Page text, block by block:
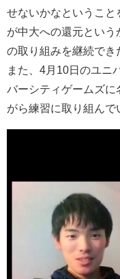
せないかなということ
が中大への還元とい
の取り組みを継続でき
また、4月10日のユニ
バーシティゲームズ
がら練習に取り組んで